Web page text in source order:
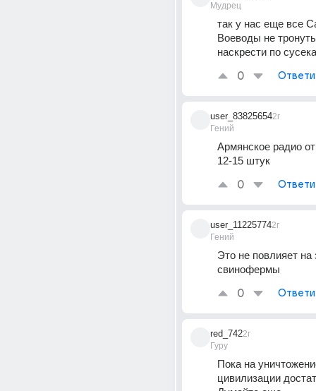
Мудрец
так у нас еще все
Воеводы не
наскрести по
0
user_83825654
Гений
2г
Армянское радио
12-15 штук
0
user_11225774
Гений
2г
Это не повлияет на
свинофермы
0
red_742
Гуру
2г
Пока на
цивилизации